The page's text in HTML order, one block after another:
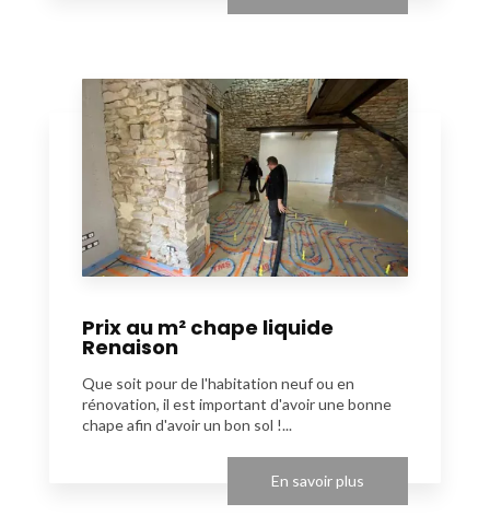
Prix au m² chape liquide
Renaison
Que soit pour de l'habitation neuf ou en
rénovation, il est important d'avoir une bonne
chape afin d'avoir un bon sol !...
En savoir plus